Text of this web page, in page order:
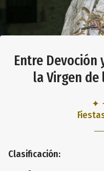
Entre Devoción
la Virgen de
✦
Clasificación: